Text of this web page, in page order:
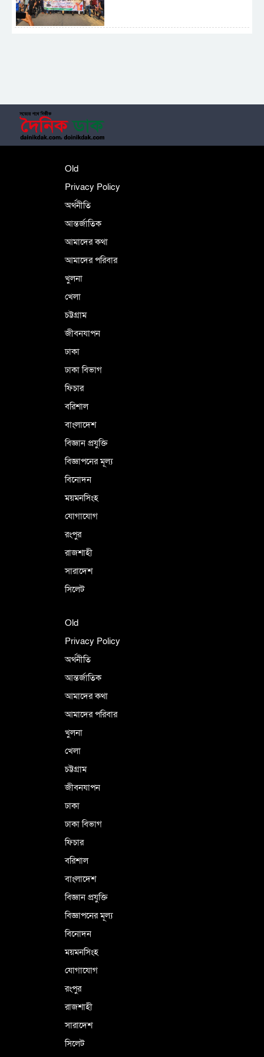
Old
Privacy Policy
অর্থনীতি
আন্তর্জাতিক
আমাদের কথা
আমাদের পরিবার
খুলনা
খেলা
চট্টগ্রাম
জীবনযাপন
ঢাকা
ঢাকা বিভাগ
ফিচার
বরিশাল
বাংলাদেশ
বিজ্ঞান প্রযুক্তি
বিজ্ঞাপনের মূল্য
বিনোদন
ময়মনসিংহ
যোগাযোগ
রংপুর
রাজশাহী
সারাদেশ
সিলেট
Old
Privacy Policy
অর্থনীতি
আন্তর্জাতিক
আমাদের কথা
আমাদের পরিবার
খুলনা
খেলা
চট্টগ্রাম
জীবনযাপন
ঢাকা
ঢাকা বিভাগ
ফিচার
বরিশাল
বাংলাদেশ
বিজ্ঞান প্রযুক্তি
বিজ্ঞাপনের মূল্য
বিনোদন
ময়মনসিংহ
যোগাযোগ
রংপুর
রাজশাহী
সারাদেশ
সিলেট